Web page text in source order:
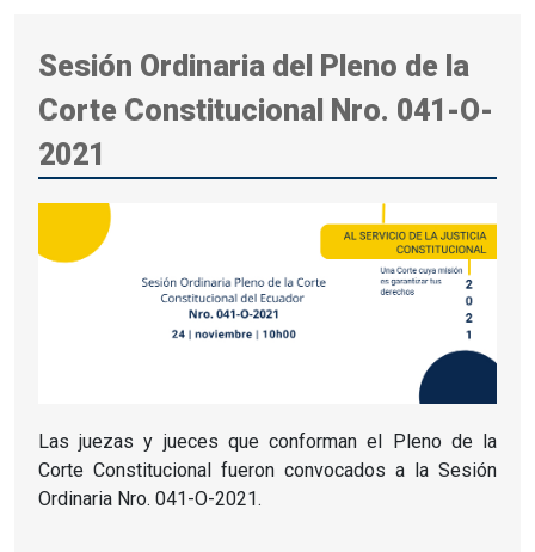
Sesión Ordinaria del Pleno de la
Corte Constitucional Nro. 041-O-
2021
Las juezas y jueces que conforman el Pleno de la
Corte Constitucional fueron convocados a la Sesión
Ordinaria Nro. 041-O-2021.